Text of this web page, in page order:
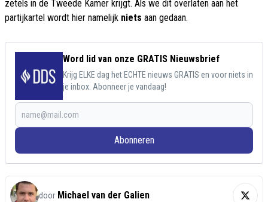
zetels in de Tweede Kamer krijgt. Als we dit overlaten aan het
partijkartel wordt hier namelijk niets aan gedaan.
Word lid van onze GRATIS Nieuwsbrief
Krijg ELKE dag het ECHTE nieuws GRATIS en voor niets in
je inbox. Abonneer je vandaag!
Abonneren
door Michael van der Galien